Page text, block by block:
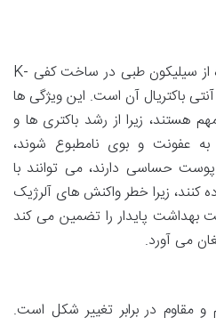
یکی از بزرگترین مزایای استفاده از سیلیکون طبی در ساخت کفی K-
باکتریال آن است. این ویژگی ها
هستند، زیرا از رشد باکتری ها و
عفونت و بوی نامطبوع شوند،
حساسی دارند، می توانند با
کنند، زیرا خطر واکنش های آلرژیک
پایدار را تضمین می کند
می آورد.
و مقاوم در برابر تغییر شکل است.